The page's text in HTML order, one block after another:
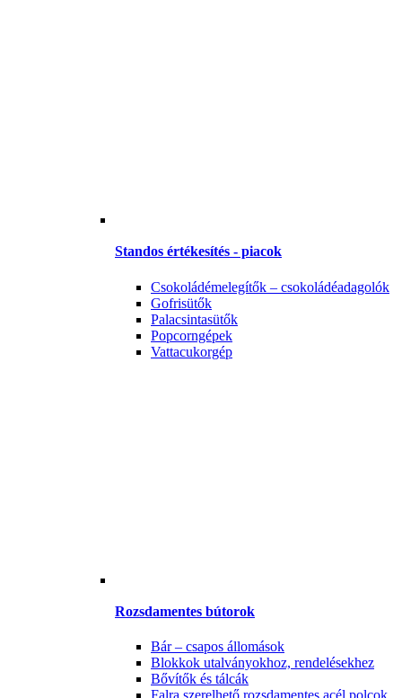
Standos értékesítés - piacok
Csokoládémelegítők – csokoládéadagolók
Gofrisütők
Palacsintasütők
Popcorngépek
Vattacukorgép
Rozsdamentes bútorok
Bár – csapos állomások
Blokkok utalványokhoz, rendelésekhez
Bővítők és tálcák
Falra szerelhető rozsdamentes acél polcok